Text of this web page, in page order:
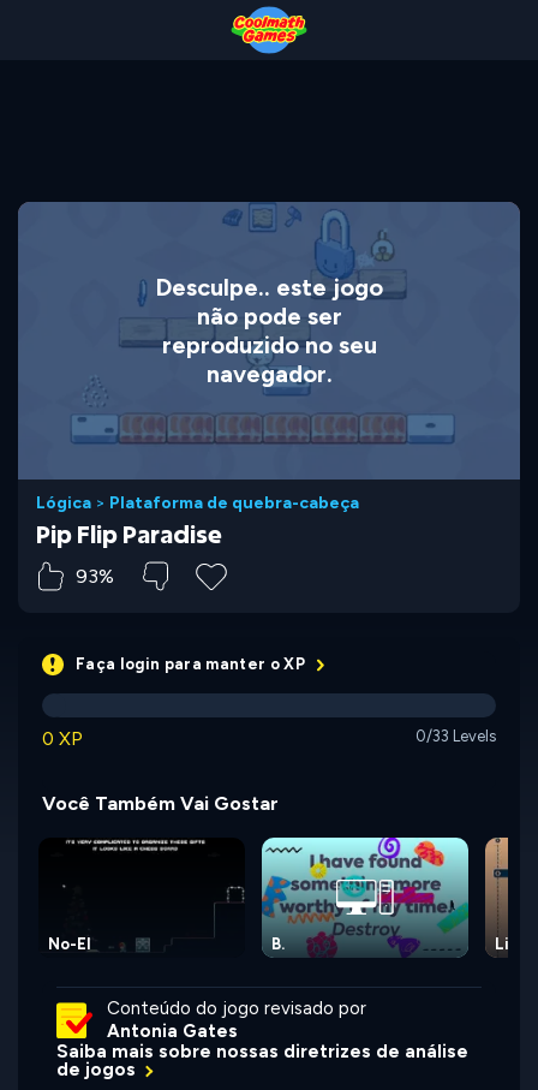
Desculpe.. este jogo
não pode ser
reproduzido no seu
navegador.
Lógica > Plataforma de quebra-cabeça
Pip Flip Paradise
93%
Faça login para manter o XP
0 XP 0/33 Levels
Você Também Vai Gostar
B. Life
No-El
Conteúdo do jogo revisado por
Antonia Gates
Saiba mais sobre nossas diretrizes de análise
de jogos